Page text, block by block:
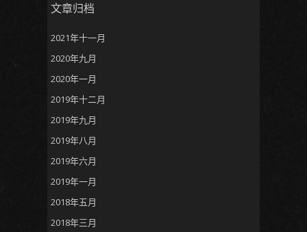
文章归档
2021年十一月
2020年九月
2020年一月
2019年十二月
2019年九月
2019年八月
2019年六月
2019年一月
2018年五月
2018年三月